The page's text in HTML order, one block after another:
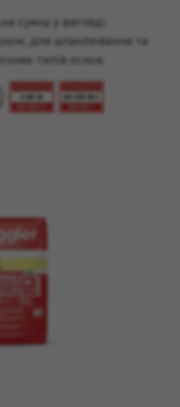
суміш у вигляді
для шпаклювання та
типів основ.